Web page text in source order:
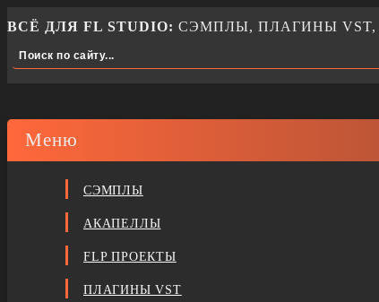
ВСЁ ДЛЯ FL STUDIO: СЭМПЛЫ, ПЛАГИНЫ
Меню
СЭМПЛЫ
АКАПЕЛЛЫ
FLP ПРОЕКТЫ
ПЛАГИНЫ VST